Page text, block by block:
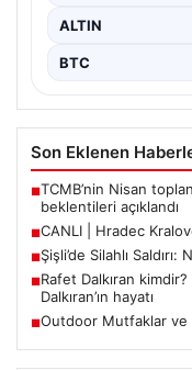
ALTIN
BTC
Son Eklenen
■TCMB’nin Nisan
beklentileri açıklandı
■CANLI | Hradec
■Şişli’de Silahlı
■Rafet Dalkıran
Dalkıran’ın hayatı
■Outdoor Mutfaklar ve